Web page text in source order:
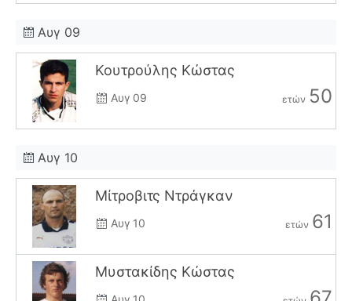
Αυγ 09
Κουτρούλης Κώστας
Αυγ 09 ετών 50
Αυγ 10
Μίτροβιτς Ντράγκαν
Αυγ 10 ετών 61
Μυστακίδης Κώστας